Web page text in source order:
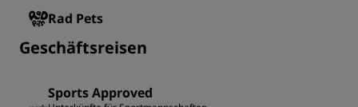
Rad Pets
Geschäftsreisen
Sports Approved